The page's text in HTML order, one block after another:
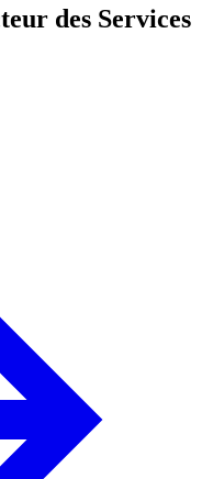
des Services